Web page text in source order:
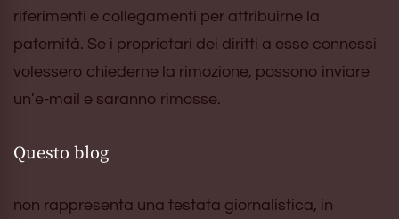
riferimenti e collegamenti per attribuirne la
paternità. Se i proprietari dei diritti a esse connessi
volessero chiederne la rimozione, possono inviare
un’e-mail e saranno rimosse.
Questo blog
non rappresenta una testata giornalistica, in